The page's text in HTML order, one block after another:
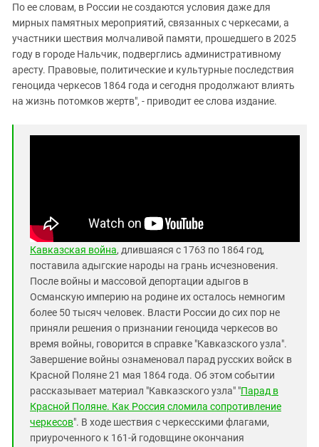
По ее словам, в России не создаются условия даже для
мирных памятных мероприятий, связанных с черкесами, а
участники шествия молчаливой памяти, прошедшего в 2025
году в городе Нальчик, подверглись административному
аресту. Правовые, политические и культурные последствия
геноцида черкесов 1864 года и сегодня продолжают влиять
на жизнь потомков жертв", - приводит ее слова издание.
Кавказская война, длившаяся с 1763 по 1864 год,
поставила адыгские народы на грань исчезновения.
После войны и массовой депортации адыгов в
Османскую империю на родине их осталось немногим
более 50 тысяч человек. Власти России до сих пор не
приняли решения о признании геноцида черкесов во
время войны, говорится в справке "Кавказского узла".
Завершение войны ознаменовал парад русских войск в
Красной Поляне 21 мая 1864 года. Об этом событии
рассказывает материал "Кавказского узла" "Парад в
Красной Поляне. Как Россия сломила сопротивление
черкесов". В ходе шествия с черкесскими флагами,
приуроченного к 161-й годовщине окончания